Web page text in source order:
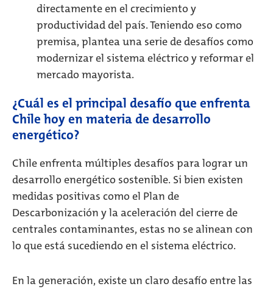
directamente en el crecimiento y
productividad del país. Teniendo eso como
premisa, plantea una serie de desafíos como
modernizar el sistema eléctrico y reformar el
mercado mayorista.
¿Cuál es el principal desafío que enfrenta
Chile hoy en materia de desarrollo
energético?
Chile enfrenta múltiples desafíos para lograr un
desarrollo energético sostenible. Si bien existen
medidas positivas como el Plan de
Descarbonización y la aceleración del cierre de
centrales contaminantes, estas no se alinean con
lo que está sucediendo en el sistema eléctrico.
En la generación, existe un claro desafío entre las